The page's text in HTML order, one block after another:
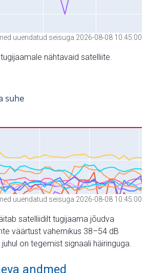
uuendatud seisuga 2026-08-08 10:45:00
nähtavaid satelliite.
uuendatud seisuga 2026-08-08 10:45:00
satelliidilt tugijaama jõudva
väärtust vahemikus 38–54 dB
on tegemist signaali häiringuga.
andmed